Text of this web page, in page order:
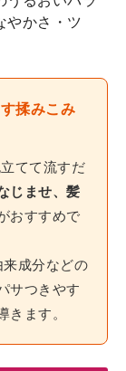
やかさ・ツ
揉みこみ
てて流すだ
じませ、髪
おすすめで
成分などの
サつきやす
きます。